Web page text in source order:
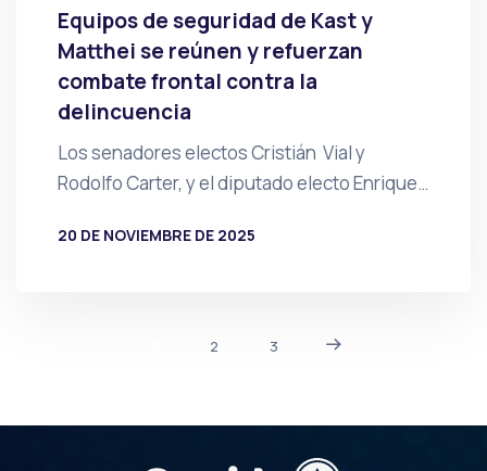
Equipos de seguridad de Kast y
Matthei se reúnen y refuerzan
combate frontal contra la
delincuencia
Los senadores electos Cristián Vial y
Rodolfo Carter, y el diputado electo Enrique…
20 DE NOVIEMBRE DE 2025
2 3